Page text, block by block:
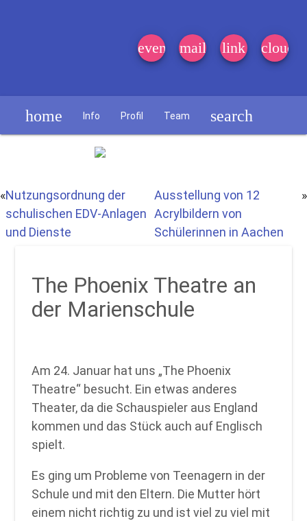
event_note
mail link cloud
home Info Profil Team search
«Nutzungsordnung der
schulischen EDV-Anlagen
und Dienste
Ausstellung von 12
Acrylbildern von
Schülerinnen in Aachen
»
The Phoenix Theatre an
der Marienschule
Am 24. Januar hat uns „The Phoenix
Theatre“ besucht. Ein etwas anderes
Theater, da die Schauspieler aus England
kommen und das Stück auch auf Englisch
spielt.
Es ging um Probleme von Teenagern in der
Schule und mit den Eltern. Die Mutter hört
einem nicht richtig zu und ist viel zu viel mit